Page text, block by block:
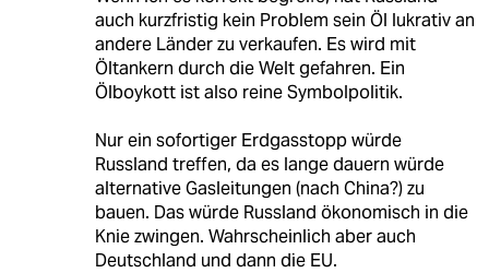
auch kurzfristig kein Problem sein Öl lukrativ an
andere Länder zu verkaufen. Es wird mit
Öltankern durch die Welt gefahren. Ein
Ölboykott ist also reine Symbolpolitik.
Nur ein sofortiger Erdgasstopp würde
Russland treffen, da es lange dauern würde
alternative Gasleitungen (nach China?) zu
bauen. Das würde Russland ökonomisch in die
Knie zwingen. Wahrscheinlich aber auch
Deutschland und dann die EU.